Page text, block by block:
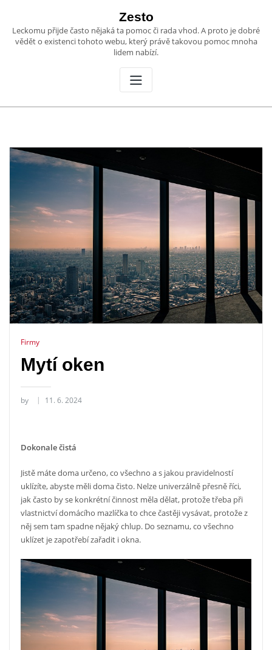
content
Zesto
Leckomu přijde často nějaká ta pomoc či rada vhod. A proto je dobré
vědět o existenci tohoto webu, který právě takovou pomoc mnoha
lidem nabízí.
Firmy
Mytí oken
by 11. 6. 2024
Dokonale čistá
Jistě máte doma určeno, co všechno a s jakou pravidelností
uklízíte, abyste měli doma čisto. Nelze univerzálně přesně říci,
jak často by se konkrétní činnost měla dělat, protože třeba při
vlastnictví domácího mazlíčka to chce častěji vysávat, protože z
něj sem tam spadne nějaký chlup. Do seznamu, co všechno
uklízet je zapotřebí zařadit i okna.